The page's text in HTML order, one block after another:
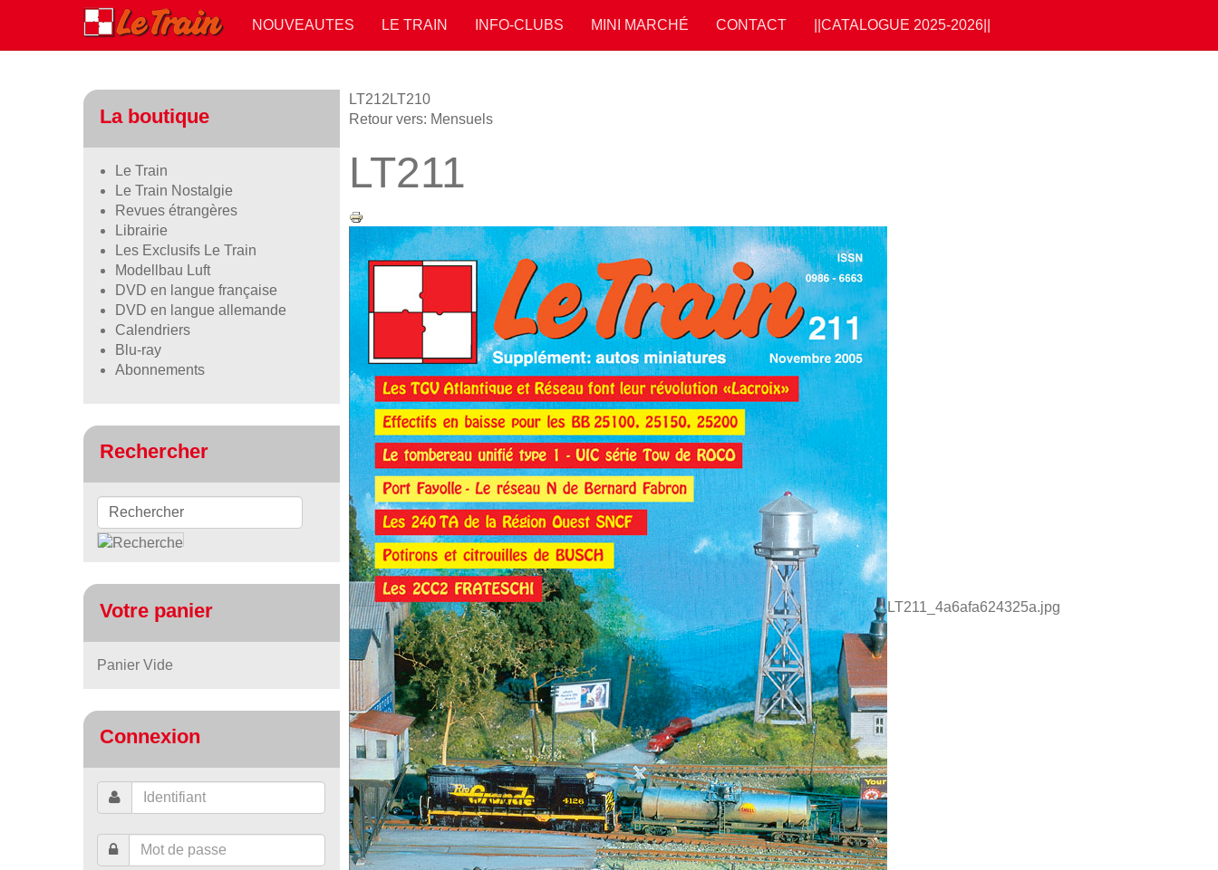
NOUVEAUTES LE TRAIN INFO-CLUBS MINI MARCHÉ CONTACT ||CATALOGUE 2025-2026||
LT212 LT210
Retour vers: Mensuels
LT211
LT211_4a6afa624325a.jpg
La boutique
Le Train
Le Train Nostalgie
Revues étrangères
Librairie
Les Exclusifs Le Train
Modellbau Luft
DVD en langue française
DVD en langue allemande
Calendriers
Blu-ray
Abonnements
Rechercher
Votre panier
Panier Vide
Connexion